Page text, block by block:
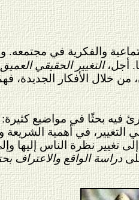
والفكرية في مجتمعه.
أجل،التغيير الحقيقي
خلال الأفكار الجديدة،
فيه بحثًا في مواضيع كثيرة:
التغيير، في أهمية
نظرة الناس إليها
دراسة الواقع والاعتراف